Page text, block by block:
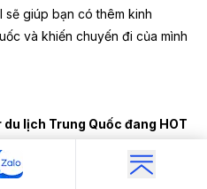
sẽ giúp bạn có thêm kinh
và khiến chuyến đi của mình
lịch Trung Quốc đang HOT
lịch Trung Quốc